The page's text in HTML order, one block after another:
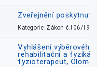
Zveřejnění
Kategorie: Zákon č.106/1999
Vyhlášení
rehabilitační a
fyzioterapeut,